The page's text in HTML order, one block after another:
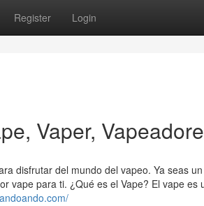
Register Login
Vaper,
disfrutar del mundo del vapeo. Ya seas
vape para ti. ¿Qué es el Vape? El vape es